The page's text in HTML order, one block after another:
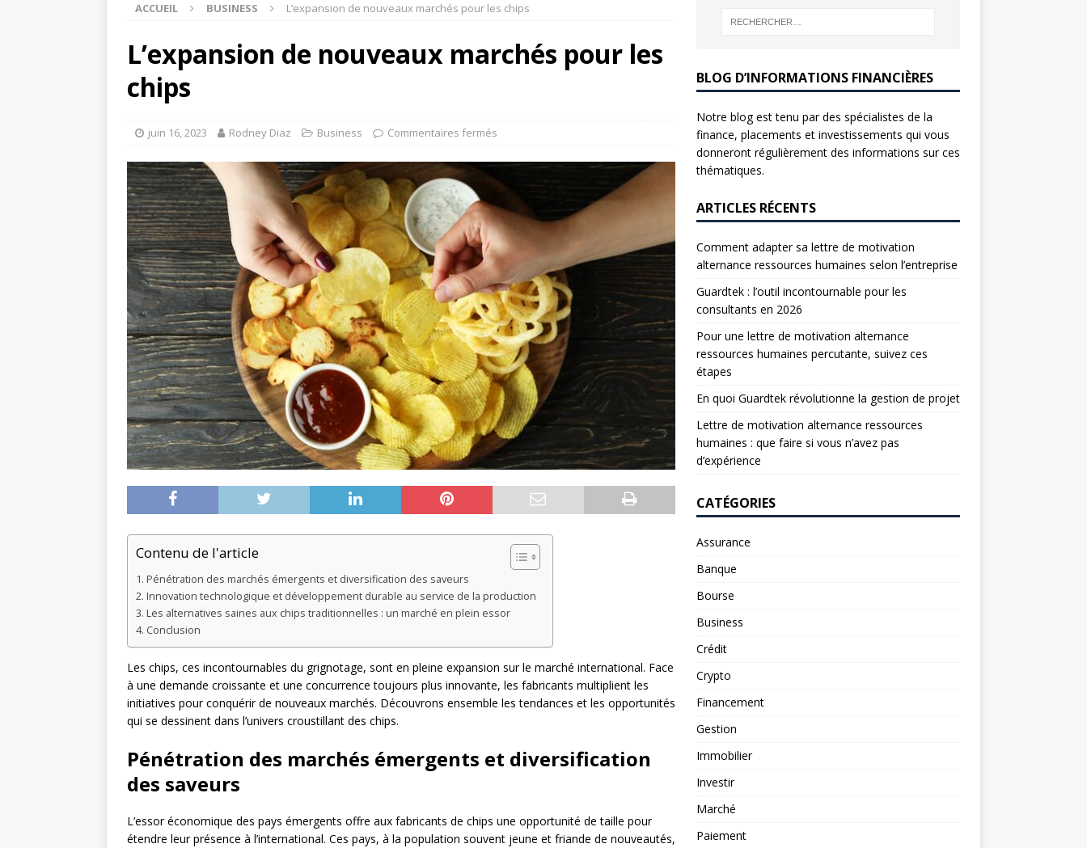
ACCUEIL BUSINESS L’expansion de nouveaux marchés pour les chips
L’expansion de nouveaux marchés pour les
chips
juin 16, 2023 Rodney Diaz Business Commentaires fermés
Contenu de l'article
Pénétration des marchés émergents et diversification des saveurs
Innovation technologique et développement durable au service de la production
Les alternatives saines aux chips traditionnelles : un marché en plein essor
Conclusion
Les chips, ces incontournables du grignotage, sont en pleine expansion sur le marché international. Face
à une demande croissante et une concurrence toujours plus innovante, les fabricants multiplient les
initiatives pour conquérir de nouveaux marchés. Découvrons ensemble les tendances et les opportunités
qui se dessinent dans l’univers croustillant des chips.
Pénétration des marchés émergents et diversification
des saveurs
L’essor économique des pays émergents offre aux fabricants de chips une opportunité de taille pour
étendre leur présence à l’international. Ces pays, à la population souvent jeune et friande de nouveautés,
BLOG D’INFORMATIONS FINANCIÈRES
Notre blog est tenu par des spécialistes de la
finance, placements et investissements qui vous
donneront régulièrement des informations sur ces
thématiques.
ARTICLES RÉCENTS
Comment adapter sa lettre de motivation
alternance ressources humaines selon l’entreprise
Guardtek : l’outil incontournable pour les
consultants en 2026
Pour une lettre de motivation alternance
ressources humaines percutante, suivez ces
étapes
En quoi Guardtek révolutionne la gestion de projet
Lettre de motivation alternance ressources
humaines : que faire si vous n’avez pas
d’expérience
CATÉGORIES
Assurance
Banque
Bourse
Business
Crédit
Crypto
Financement
Gestion
Immobilier
Investir
Marché
Paiement